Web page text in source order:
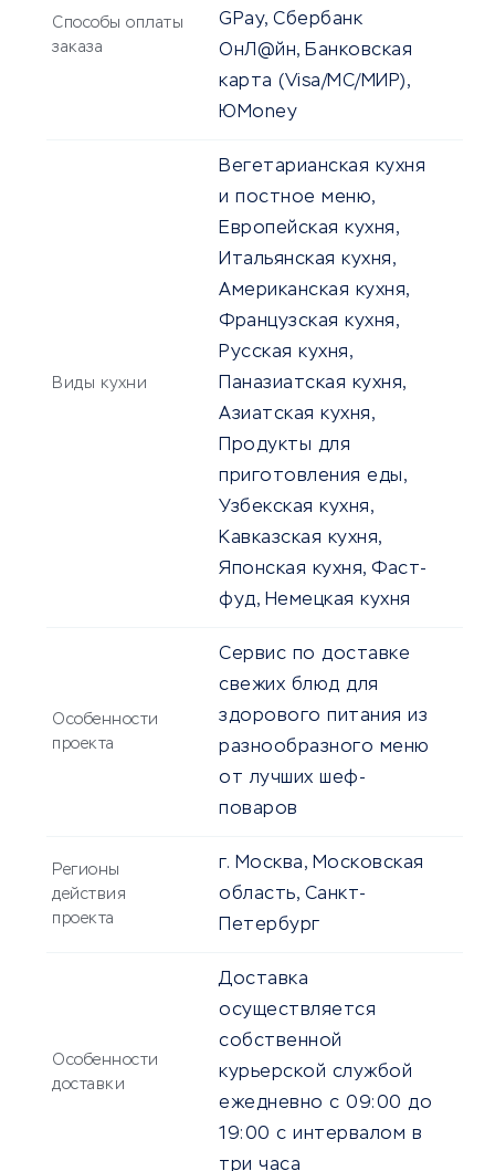
Способы оплаты
заказа
GPay, Сбербанк
ОнЛ@йн, Банковская
карта (Visa/MC/МИР),
ЮMoney
Виды кухни
Вегетарианская кухня
и постное меню,
Европейская кухня,
Итальянская кухня,
Американская кухня,
Французская кухня,
Русская кухня,
Паназиатская кухня,
Азиатская кухня,
Продукты для
приготовления еды,
Узбекская кухня,
Кавказская кухня,
Японская кухня, Фаст-
фуд, Немецкая кухня
Особенности
проекта
Сервис по доставке
свежих блюд для
здорового питания из
разнообразного меню
от лучших шеф-
поваров
Регионы
действия
проекта
г. Москва, Московская
область, Санкт-
Петербург
Особенности
доставки
Доставка
осуществляется
собственной
курьерской службой
ежедневно с 09:00 до
19:00 с интервалом в
три часа